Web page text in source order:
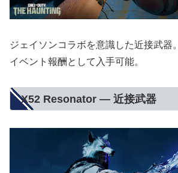
ジェイソンコラボを意識した近接武器。
イベント報酬として入手可能。
X52 Resonator — 近接武器